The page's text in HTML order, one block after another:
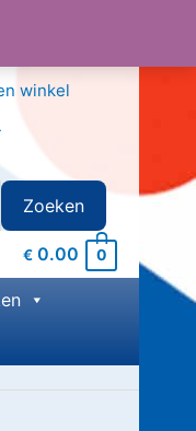
winkel
Zoeken
€ 0.00 0